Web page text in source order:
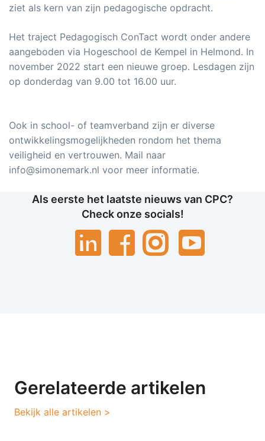
ziet als kern van zijn pedagogische opdracht.
Het traject Pedagogisch ConTact wordt onder andere
aangeboden via Hogeschool de Kempel in Helmond. In
november 2022 start een nieuwe groep. Lesdagen zijn
op donderdag van 9.00 tot 16.00 uur.
Ook in school- of teamverband zijn er diverse
ontwikkelingsmogelijkheden rondom het thema
veiligheid en vertrouwen. Mail naar
info@simonemark.nl voor meer informatie.
Als eerste het laatste nieuws van CPC?
Check onze socials!
Gerelateerde artikelen
Bekijk alle artikelen >